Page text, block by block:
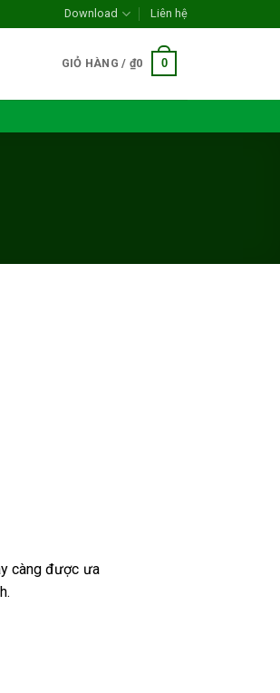
Download Liên hệ
GIỎ HÀNG / ₫0 0
càng được ưa